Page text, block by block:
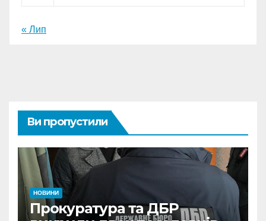
« Лип
Ви пропустили
НОВИНИ
Прокуратура та ДБР